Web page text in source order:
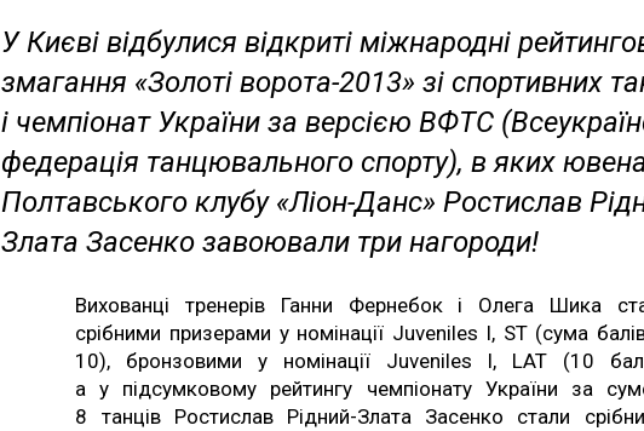
У Києві відбулися відкриті міжнародні
змагання «Золоті ворота-2013» зі спортивних
і чемпіонат України за версією ВФТС
федерація танцювального спорту), в яких
Полтавського клубу «Ліон-Данс» Ростислав
Злата Засенко завоювали три нагороди!
Вихованці тренерів Ганни Фернебок і Олега Шика
срібними призерами у номінації Juveniles I, ST (сума
10), бронзовими у номінації Juveniles I, LAT (10
а у підсумковому рейтингу чемпіонату України за
8 танців Ростислав Рідний-Злата Засенко стали